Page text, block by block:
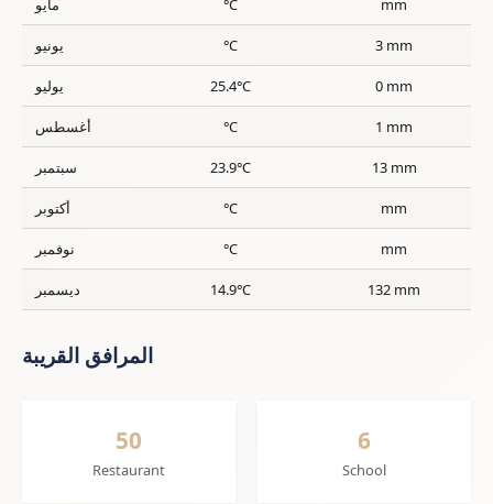
مايو °C mm
يونيو °C 3 mm
يوليو 25.4°C 0 mm
أغسطس °C 1 mm
سبتمبر 23.9°C 13 mm
أكتوبر °C mm
نوفمبر °C mm
ديسمبر 14.9°C 132 mm
المرافق القريبة
50
Restaurant
6
School